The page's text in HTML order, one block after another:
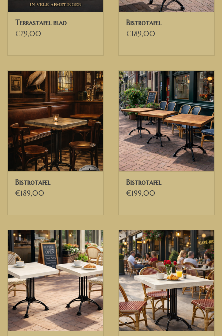
Terrastafel blad
€79,00
Bistrotafel
€189,00
Bistrotafel
€189,00
Bistrotafel
€199,00